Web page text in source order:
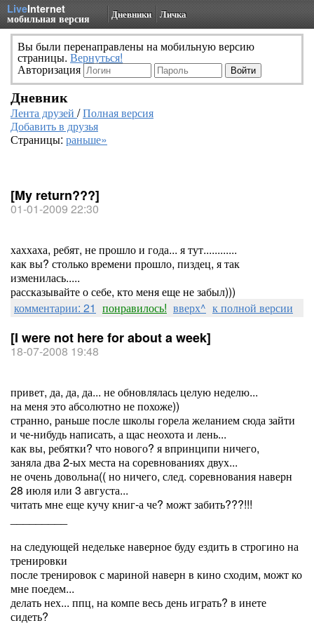
LiveInternet
мобильная версия Дневники Личка
Вы были перенаправлены на мобильную версию
страницы. Вернуться!
Авторизация
Дневник
Лента друзей /Полная версия
Добавить в друзья
Страницы: раньше»
[My return???]
01-01-2009 22:30
хаххаха, ребят, не прошло и года... я тут............
как вы? столько времени прошло, пиздец, я так
изменилась.....
рассказывайте о себе, кто меня еще не забыл)))
комментарии: 21 понравилось! вверх^ к полной версии
[I were not here for about a week]
18-07-2008 19:48
привет, да, да, да... не обновлялась целую неделю...
на меня это абсолютно не похоже))
странно, раньше после школы горела желанием сюда зайти
и че-нибудь написать, а щас неохота и лень...
как вы, ребятки? что нового? я впринципи ничего,
заняла два 2-ых места на соревнованиях двух...
не очень довольна(( но ничего, след. соревнования наверн
28 июля или 3 августа...
читать мне еще кучу книг-а че? можт забить???!!!
на следующей недельке наверное буду ездить в строгино на
тренировки
после тренировок с мариной наверн в кино сходим, можт ко
мне поедем...
делать нех... ппц, на компе весь день играть? в инете
сидеть?